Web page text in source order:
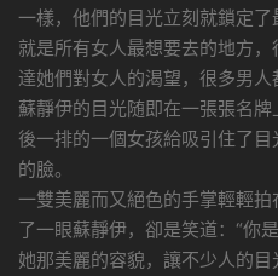
一樣，他們的目光立刻就鎖定
就是所有女人最想要去的地方
達她們對女人的渴望，很多男人
蘇靜伊的目光随即在一張張名
後一排的一個女孩給吸引住了
的臉。
一雙美麗而又絕色的手掌輕輕
了一眼蘇靜伊，卻是笑道：“你
她那美麗的容貌，讓不少人的